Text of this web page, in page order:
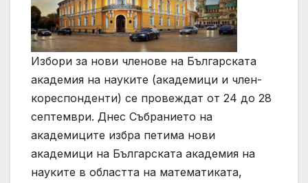
Избори за нови членове на Българската
академия на науките (академици и член-
кореспонденти) се провеждат от 24 до 28
септември. Днес Събранието на
академиците избра петима нови
академици на Българската академия на
науките в областта на математиката,